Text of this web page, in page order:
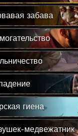
забава
гиена
медвежатник